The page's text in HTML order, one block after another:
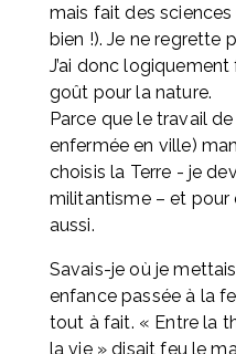
mais fait des sciences
bien !). Je ne regrette
J’ai donc
goût pour la nature.
Parce que le travail
enfermée en ville)
choisis la Terre - je
militantisme – et pour
aussi.
Savais-je où je
enfance passée à la
tout à fait. « Entre la
la vie » disait feu le